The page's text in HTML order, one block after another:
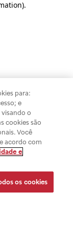
.
para:
e
o
cookies são
Você
acordo com
e
os cookies